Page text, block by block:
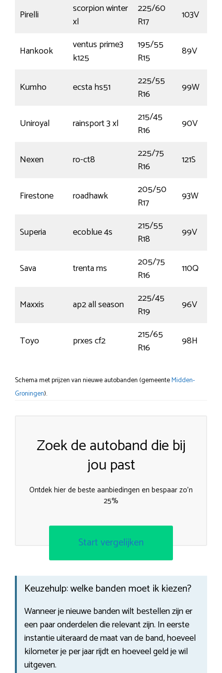
Pirelli
scorpion winter
xl
225/60
R17
103V
Hankook
ventus prime3
k125
195/55
R15
89V
Kumho ecsta hs51
225/55
R16
99W
Uniroyal rainsport 3 xl
215/45
R16
90V
Nexen ro-ct8
225/75
R16
121S
Firestone roadhawk
205/50
R17
93W
Superia ecoblue 4s
215/55
R18
99V
Sava trenta ms
205/75
R16
110Q
Maxxis ap2 all season
225/45
R19
96V
Toyo prxes cf2
215/65
R16
98H
Schema met prijzen van nieuwe autobanden (gemeenteMidden-
Groningen).
Zoek de autoband die bij
jou past
Ontdek hier de beste aanbiedingen en bespaar zo’n
25%
Start vergelijken
Keuzehulp: welke banden moet ik kiezen?
Wanneer je nieuwe banden wilt bestellen zijn er
een paar onderdelen die relevant zijn. In eerste
instantie uiteraard de maat van de band, hoeveel
kilometer je per jaar rijdt en hoeveel geld je wil
uitgeven.